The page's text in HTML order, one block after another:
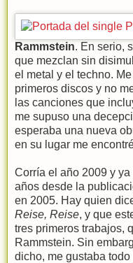
Rammstein. En serio,
que mezclan sin
el metal y el techno.
primeros discos y no
las canciones que
me supuso una
esperaba una nueva
en su lugar me
Corría el año 2009 y
años desde la
en 2005. Hay quien
Reise, Reise, y que
tres primeros trabajos,
Rammstein. Sin
dicho, me gustaba